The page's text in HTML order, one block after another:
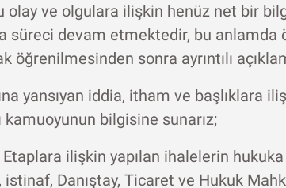
olay ve olgulara ilişkin henüz net bir
süreci devam etmektedir, bu anlamda
öğrenilmesinden sonra ayrıntılı
yansıyan iddia, itham ve başlıklara
kamuoyunun bilgisine sunarız;
ilişkin yapılan ihalelerin
istinaf, Danıştay, Ticaret ve Hukuk